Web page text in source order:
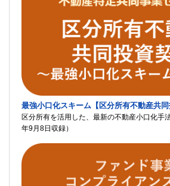
最強小口化スキーム【区分所有不動産共同
区分所有を活用した、最新の不動産小口化手
年9月8日収録）